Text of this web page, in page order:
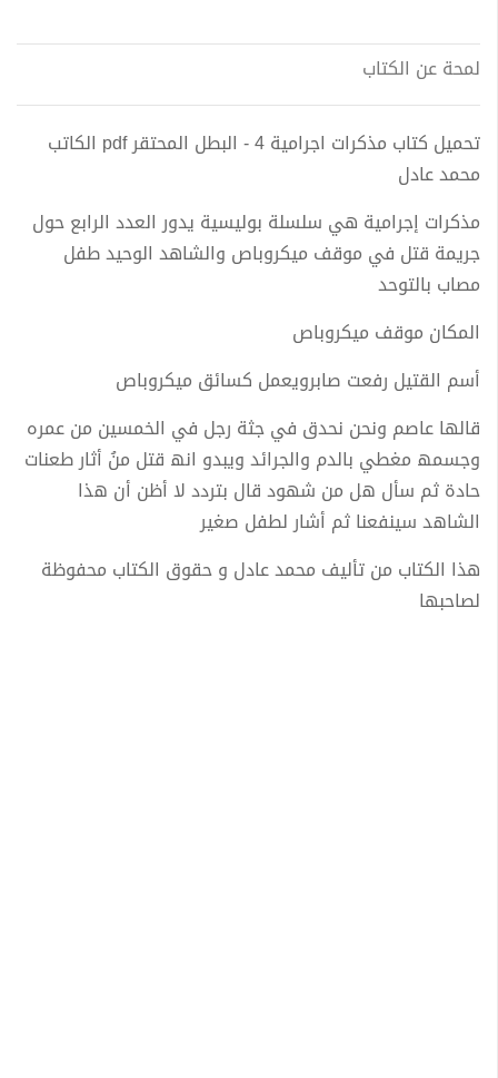
لمحة عن الكتاب
تحميل كتاب مذكرات اجرامية 4 - البطل المحتقر pdf الكاتب
محمد عادل
مذكرات إجرامية هي سلسلة بوليسية يدور العدد الرابع حول
جريمة قتل في موقف ميكروباص والشاهد الوحيد طفل
مصاب بالتوحد
اﻟﻤﻜﺎن ﻣﻮﻗﻒ ﻣﯿﻜﺮوﺑﺎص
أﺳﻢ اﻟﻘﺘﯿﻞ رﻓﻌﺖ ﺻﺎﺑﺮوﯾﻌﻤﻞ ﻛﺴﺎﺋﻖ ﻣﯿﻜﺮوﺑﺎص
ﻗﺎﻟﮭﺎ ﻋﺎﺻﻢ وﻧﺤﻦ ﻧﺤﺪق ﻓﻲ ﺟﺜﺔ رﺟﻞ ﻓﻲ اﻟﺨﻤﺴﯿﻦ ﻣﻦ ﻋﻤﺮه
وﺟﺴﻤﮫ ﻣﻐﻄﻲ ﺑﺎﻟﺪم واﻟﺠﺮاﺋﺪ وﯾﺒﺪو اﻧﮫ ﻗﺘﻞ ﻣﻦُ أﺛﺎر ﻃﻌﻨﺎت
ﺣﺎدة ثم سأل ھﻞ ﻣﻦ ﺷﮭﻮد ﻗﺎل ﺑﺘﺮدد ﻻ أﻇﻦ أن ھﺬا
اﻟﺸﺎھﺪ ﺳﯿﻨﻔﻌﻨﺎ ﺛﻢ أﺷﺎر ﻟﻄﻔﻞ ﺻﻐﯿﺮ
هذا الكتاب من تأليف محمد عادل و حقوق الكتاب محفوظة
لصاحبها